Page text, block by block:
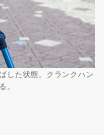
した状態。クランクハン
。